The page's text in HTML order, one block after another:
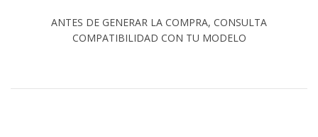
ANTES DE GENERAR LA COMPRA, CONSULTA
COMPATIBILIDAD CON TU MODELO